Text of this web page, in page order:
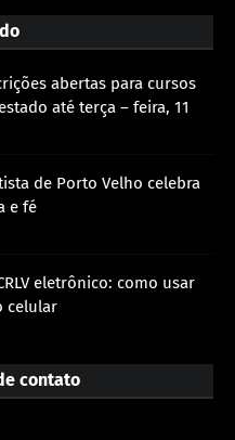
abertas para cursos
até terça – feira, 11
de Porto Velho celebra
e fé
eletrônico: como usar
celular
contato